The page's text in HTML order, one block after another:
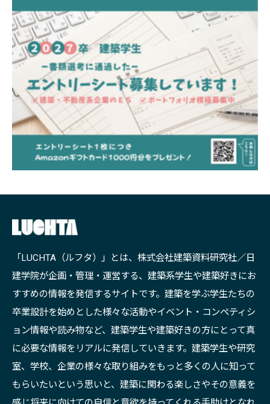
「LUCHTA（ルフタ）」とは、株式会社建築資料研究社／日
建学院が企画・管理・運営する、建築系学生や建築好きにお
すすめの情報を発信するサイトです。建築を学ぶ学生たちの
卒業設計を始めとした様々な活動やイベント・コンペティシ
ョン情報や読み物など、建築学生や建築好きの方にとって真
に必要な情報をリアルに発信していきます。建築学生や研究
室、学校、企業の様々な取り組みをもっと多くの人に知って
もらいたいという思いと、建築に関わる楽しさやその意義を